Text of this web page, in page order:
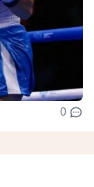
0